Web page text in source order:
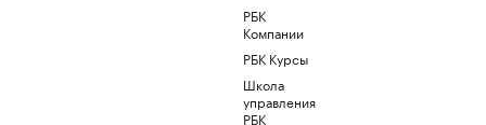
РБК
Компании
РБК Курсы
Школа
управления
РБК